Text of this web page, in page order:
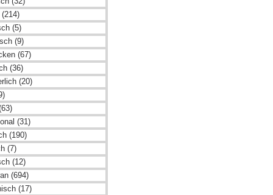
(5)
(9)
(67)
(36)
(20)
(31)
(190)
(7)
(12)
(694)
(17)